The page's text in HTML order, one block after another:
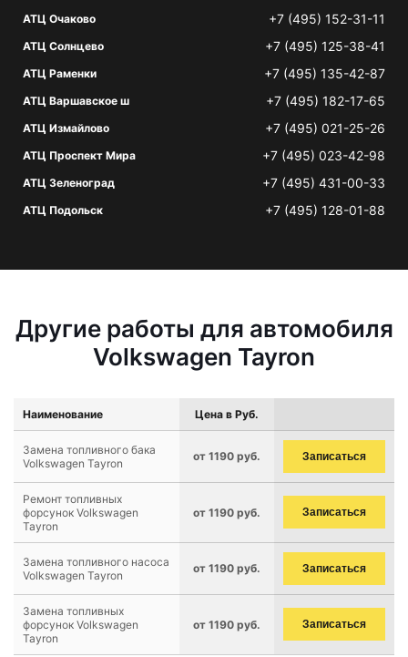
АТЦ Очаково +7 (495) 152-31-11
АТЦ Солнцево +7 (495) 125-38-41
АТЦ Раменки +7 (495) 135-42-87
АТЦ Варшавское ш +7 (495) 182-17-65
АТЦ Измайлово +7 (495) 021-25-26
АТЦ Проспект Мира +7 (495) 023-42-98
АТЦ Зеленоград +7 (495) 431-00-33
АТЦ Подольск +7 (495) 128-01-88
Другие работы для автомобиля
Volkswagen Tayron
Наименование Цена в Руб.
Замена топливного бака
Volkswagen Tayron
от 1190 руб. Записаться
Ремонт топливных
форсунок Volkswagen
Tayron
от 1190 руб. Записаться
Замена топливного насоса
Volkswagen Tayron
от 1190 руб. Записаться
Замена топливных
форсунок Volkswagen
Tayron
от 1190 руб. Записаться